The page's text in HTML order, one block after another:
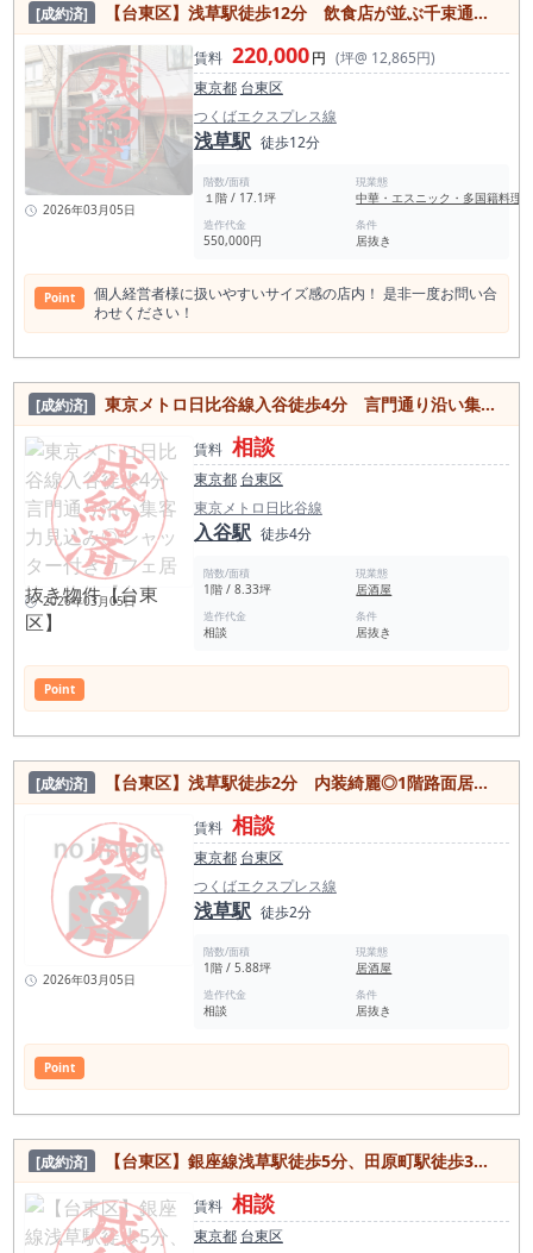
[成約済] 【台東区】浅草駅徒歩12分 飲食店が並ぶ千束通り至近セントラルキッチン居抜き店舗！
2026年03月05日
賃料 220,000円 (坪@ 12,865円)
東京都 台東区
つくばエクスプレス線
浅草駅 徒歩12分
階数/面積
１階 / 17.1坪
現業態
中華・エスニック・多国籍料理
造作代金
550,000円
条件
居抜き
Point
個人経営者様に扱いやすいサイズ感の店内！ 是非一度お問い合
わせください！
[成約済] 東京メトロ日比谷線入谷徒歩4分 言門通り沿い集客力見込み◎シャッター付きカフェ居抜き物件【台東区】
2026年03月05日
賃料 相談
東京都 台東区
東京メトロ日比谷線
入谷駅 徒歩4分
階数/面積
1階 / 8.33坪
現業態
居酒屋
造作代金
相談
条件
居抜き
Point
[成約済] 【台東区】浅草駅徒歩2分 内装綺麗◎1階路面居抜き物件
2026年03月05日
賃料 相談
東京都 台東区
つくばエクスプレス線
浅草駅 徒歩2分
階数/面積
1階 / 5.88坪
現業態
居酒屋
造作代金
相談
条件
居抜き
Point
[成約済] 【台東区】銀座線浅草駅徒歩5分、田原町駅徒歩3分の駅近！雷門通りに面した視認性◎のビル物件
賃料 相談
東京都 台東区